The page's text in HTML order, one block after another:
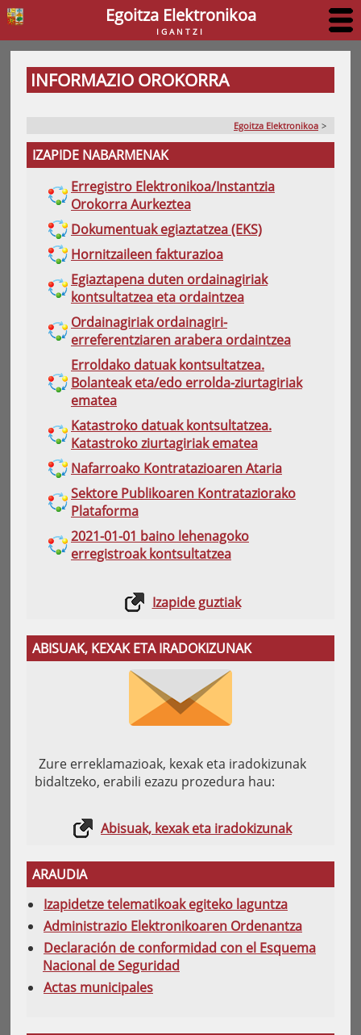
Egoitza Elektronikoa
IGANTZI
INFORMAZIO OROKORRA
Egoitza Elektronikoa >
IZAPIDE NABARMENAK
Erregistro Elektronikoa/Instantzia
Orokorra Aurkeztea
Dokumentuak egiaztatzea (EKS)
Hornitzaileen fakturazioa
Egiaztapena duten ordainagiriak
kontsultatzea eta ordaintzea
Ordainagiriak ordainagiri-
erreferentziaren arabera ordaintzea
Erroldako datuak kontsultatzea.
Bolanteak eta/edo errolda-ziurtagiriak
ematea
Katastroko datuak kontsultatzea.
Katastroko ziurtagiriak ematea
Nafarroako Kontratazioaren Ataria
Sektore Publikoaren Kontrataziorako
Plataforma
2021-01-01 baino lehenagoko
erregistroak kontsultatzea
Izapide guztiak
ABISUAK, KEXAK ETA IRADOKIZUNAK
Zure erreklamazioak, kexak eta iradokizunak
bidaltzeko, erabili ezazu prozedura hau:
Abisuak, kexak eta iradokizunak
ARAUDIA
Izapidetze telematikoak egiteko laguntza
Administrazio Elektronikoaren Ordenantza
Declaración de conformidad con el Esquema
Nacional de Seguridad
Actas municipales